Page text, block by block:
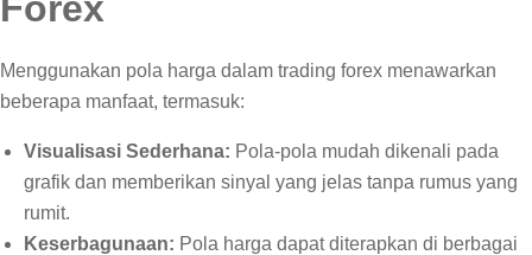
Menggunakan pola harga dalam trading forex menawarkan
beberapa manfaat, termasuk:
Visualisasi Sederhana: Pola-pola mudah dikenali pada
grafik dan memberikan sinyal yang jelas tanpa rumus yang
rumit.
Keserbagunaan: Pola harga dapat diterapkan di berbagai